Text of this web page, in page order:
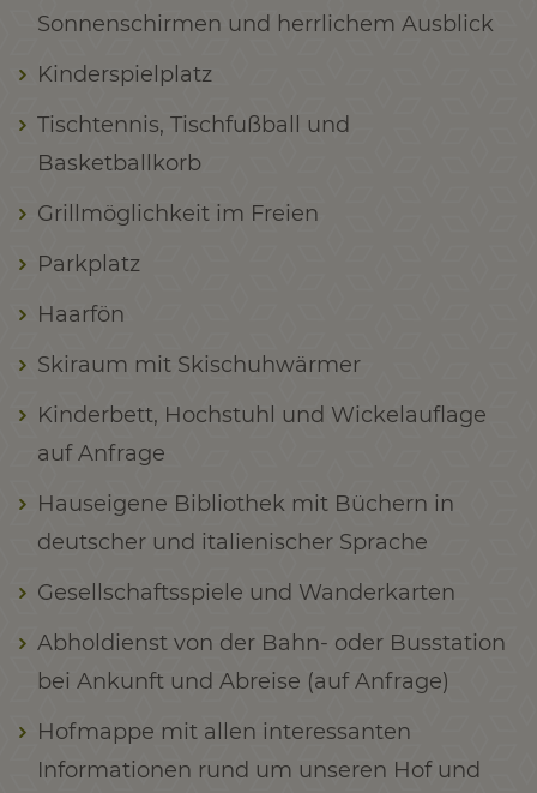
Sonnenschirmen und herrlichem Ausblick
Kinderspielplatz
Tischtennis, Tischfußball und
Basketballkorb
Grillmöglichkeit im Freien
Parkplatz
Haarfön
Skiraum mit Skischuhwärmer
Kinderbett, Hochstuhl und Wickelauflage
auf Anfrage
Hauseigene Bibliothek mit Büchern in
deutscher und italienischer Sprache
Gesellschaftsspiele und Wanderkarten
Abholdienst von der Bahn- oder Busstation
bei Ankunft und Abreise (auf Anfrage)
Hofmappe mit allen interessanten
Informationen rund um unseren Hof und